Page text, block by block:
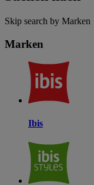
Skip search by Marken
Marken
Ibis